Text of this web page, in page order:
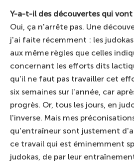
Y-a-t-il des découvertes qui
Oui, ça n'arrête pas. Une
j'ai faite récemment : les
aux même règles que celles
concernant les efforts dits
qu'il ne faut pas travailler cet
six semaines sur l'année, car
progrès. Or, tous les jours, en
l'inverse. Mais mes
qu'entraîneur sont justement
ce travail qui est éminemment
judokas, de par leur